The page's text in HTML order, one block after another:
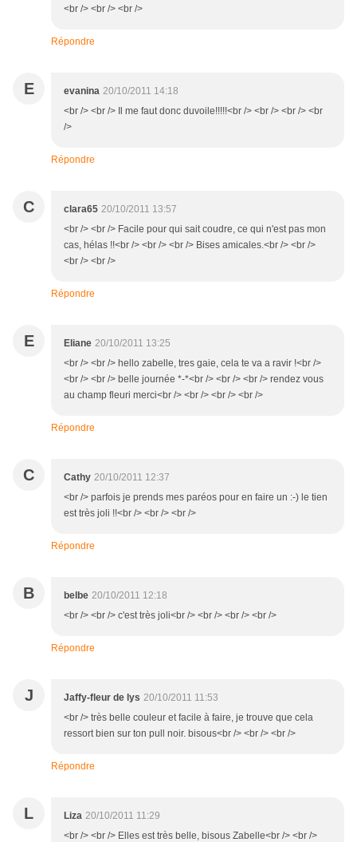
<br /> <br /> <br />
Répondre
E evanina 20/10/2011 14:18
<br /> <br /> Il me faut donc duvoile!!!!!<br /> <br /> <br /> <br
/>
Répondre
C clara65 20/10/2011 13:57
<br /> <br /> Facile pour qui sait coudre, ce qui n'est pas mon
cas, hélas !!<br /> <br /> <br /> Bises amicales.<br /> <br />
<br /> <br />
Répondre
E Eliane 20/10/2011 13:25
<br /> <br /> hello zabelle, tres gaie, cela te va a ravir !<br />
<br /> <br /> belle journée *-*<br /> <br /> <br /> rendez vous
au champ fleuri merci<br /> <br /> <br /> <br />
Répondre
C Cathy 20/10/2011 12:37
<br /> parfois je prends mes paréos pour en faire un :-) le tien
est très joli !!<br /> <br /> <br />
Répondre
B belbe 20/10/2011 12:18
<br /> <br /> c'est très joli<br /> <br /> <br /> <br />
Répondre
J Jaffy-fleur de lys 20/10/2011 11:53
<br /> très belle couleur et facile à faire, je trouve que cela
ressort bien sur ton pull noir. bisous<br /> <br /> <br />
Répondre
L Liza 20/10/2011 11:29
<br /> <br /> Elles est très belle, bisous Zabelle<br /> <br />